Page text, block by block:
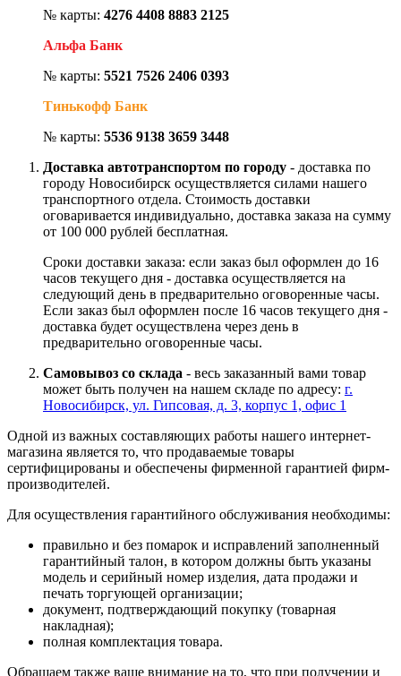
№ карты: 4276 4408 8883 2125
Альфа Банк
№ карты: 5521 7526 2406 0393
Тинькофф Банк
№ карты: 5536 9138 3659 3448
Доставка автотранспортом по городу - доставка по
городу Новосибирск осуществляется силами нашего
транспортного отдела. Стоимость доставки
оговаривается индивидуально, доставка заказа на сумму
от 100 000 рублей бесплатная.
Сроки доставки заказа: если заказ был оформлен до 16
часов текущего дня - доставка осуществляется на
следующий день в предварительно оговоренные часы.
Если заказ был оформлен после 16 часов текущего дня -
доставка будет осуществлена через день в
предварительно оговоренные часы.
Самовывоз со склада - весь заказанный вами товар
может быть получен на нашем складе по адресу: г.
Новосибирск, ул. Гипсовая, д. 3, корпус 1, офис 1
Одной из важных составляющих работы нашего интернет-
магазина является то, что продаваемые товары
сертифицированы и обеспечены фирменной гарантией фирм-
производителей.
Для осуществления гарантийного обслуживания необходимы:
правильно и без помарок и исправлений заполненный
гарантийный талон, в котором должны быть указаны
модель и серийный номер изделия, дата продажи и
печать торгующей организации;
документ, подтверждающий покупку (товарная
накладная);
полная комплектация товара.
Обращаем также ваше внимание на то, что при получении и